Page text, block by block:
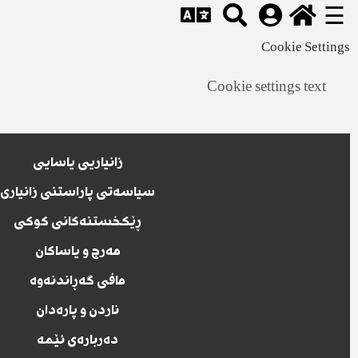
☰
Cookie Settings
Cookie settings text
زانیاریی یاسایی
سیاسەتی پاراستنی زانیاری
ڕێکخستنەکانی کوکی
مەرج و یاساکان
مافی گەڕاندنەوە
ناردن و پارەدان
دەربارەی ئێمە